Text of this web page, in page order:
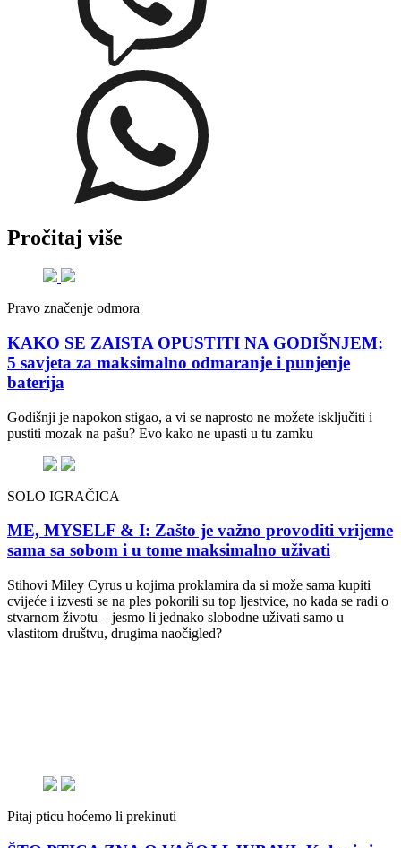
Pročitaj više
Pravo značenje odmora
KAKO SE ZAISTA OPUSTITI NA GODIŠNJEM:
5 savjeta za maksimalno odmaranje i punjenje
baterija
Godišnji je napokon stigao, a vi se naprosto ne možete isključiti i
pustiti mozak na pašu? Evo kako ne upasti u tu zamku
SOLO IGRAČICA
ME, MYSELF & I: Zašto je važno provoditi vrijeme
sama sa sobom i u tome maksimalno uživati
Stihovi Miley Cyrus u kojima proklamira da si može sama kupiti
cvijeće i izvesti se na ples pokorili su top ljestvice, no kada se radi o
stvarnom životu – jesmo li jednako slobodne uživati samo u
vlastitom društvu, drugima naočigled?
Pitaj pticu hoćemo li prekinuti